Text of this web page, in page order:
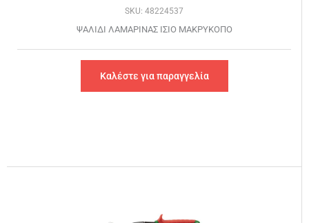
SKU: 48224537
ΨΑΛΙΔΙ ΛΑΜΑΡΙΝΑΣ ΙΣΙΟ ΜΑΚΡΥΚΟΠΟ
Καλέστε για παραγγελία